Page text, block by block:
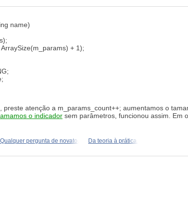
name)
+ 1);
preste atenção a m_params_count++; aumentamos o
o indicador sem parâmetros, funcionou assim. Em
Qualquer pergunta de novato, Da teoria à prática.